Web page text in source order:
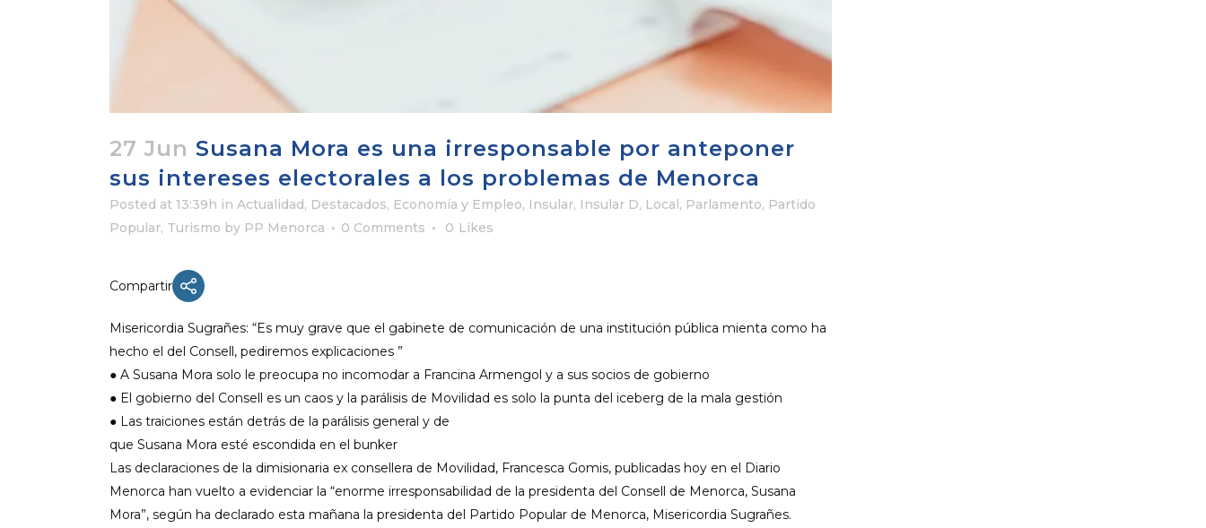
27 Jun Susana Mora es una irresponsable por anteponer
sus intereses electorales a los problemas de Menorca
Posted at 13:39h in Actualidad, Destacados, Economía y Empleo, Insular, Insular D, Local, Parlamento, Partido
Popular, Turismo by PP Menorca 0 Comments 0 Likes
Compartir
Misericordia Sugrañes: “Es muy grave que el gabinete de comunicación de una institución pública mienta como ha
hecho el del Consell, pediremos explicaciones ”
● A Susana Mora solo le preocupa no incomodar a Francina Armengol y a sus socios de gobierno
● El gobierno del Consell es un caos y la parálisis de Movilidad es solo la punta del iceberg de la mala gestión
● Las traiciones están detrás de la parálisis general y de
que Susana Mora esté escondida en el bunker
Las declaraciones de la dimisionaria ex consellera de Movilidad, Francesca Gomis, publicadas hoy en el Diario
Menorca han vuelto a evidenciar la “enorme irresponsabilidad de la presidenta del Consell de Menorca, Susana
Mora”, según ha declarado esta mañana la presidenta del Partido Popular de Menorca, Misericordia Sugrañes.